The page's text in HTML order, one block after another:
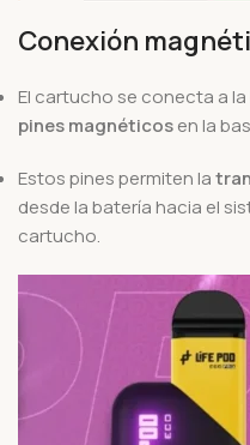
Conexión
El cartucho se conecta a
pines magnéticosen la
Estos pines permiten la
desde la batería hacia el
cartucho.